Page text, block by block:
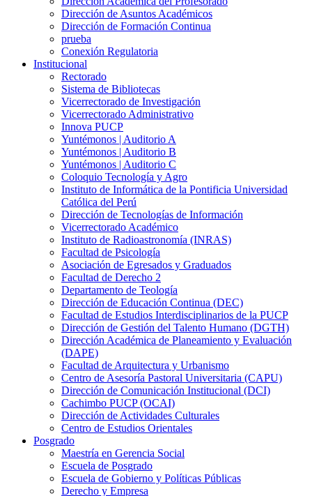
Dirección de Asuntos Académicos
Dirección de Formación Continua
prueba
Conexión Regulatoria
Institucional
Rectorado
Sistema de Bibliotecas
Vicerrectorado de Investigación
Vicerrectorado Administrativo
Innova PUCP
Yuntémonos | Auditorio A
Yuntémonos | Auditorio B
Yuntémonos | Auditorio C
Coloquio Tecnología y Agro
Instituto de Informática de la Pontificia Universidad
Católica del Perú
Dirección de Tecnologías de Información
Vicerrectorado Académico
Instituto de Radioastronomía (INRAS)
Facultad de Psicología
Asociación de Egresados y Graduados
Facultad de Derecho 2
Departamento de Teología
Dirección de Educación Continua (DEC)
Facultad de Estudios Interdisciplinarios de la PUCP
Dirección de Gestión del Talento Humano (DGTH)
Dirección Académica de Planeamiento y Evaluación
(DAPE)
Facultad de Arquitectura y Urbanismo
Centro de Asesoría Pastoral Universitaria (CAPU)
Dirección de Comunicación Institucional (DCI)
Cachimbo PUCP (OCAI)
Dirección de Actividades Culturales
Centro de Estudios Orientales
Posgrado
Maestría en Gerencia Social
Escuela de Posgrado
Escuela de Gobierno y Políticas Públicas
Derecho y Empresa